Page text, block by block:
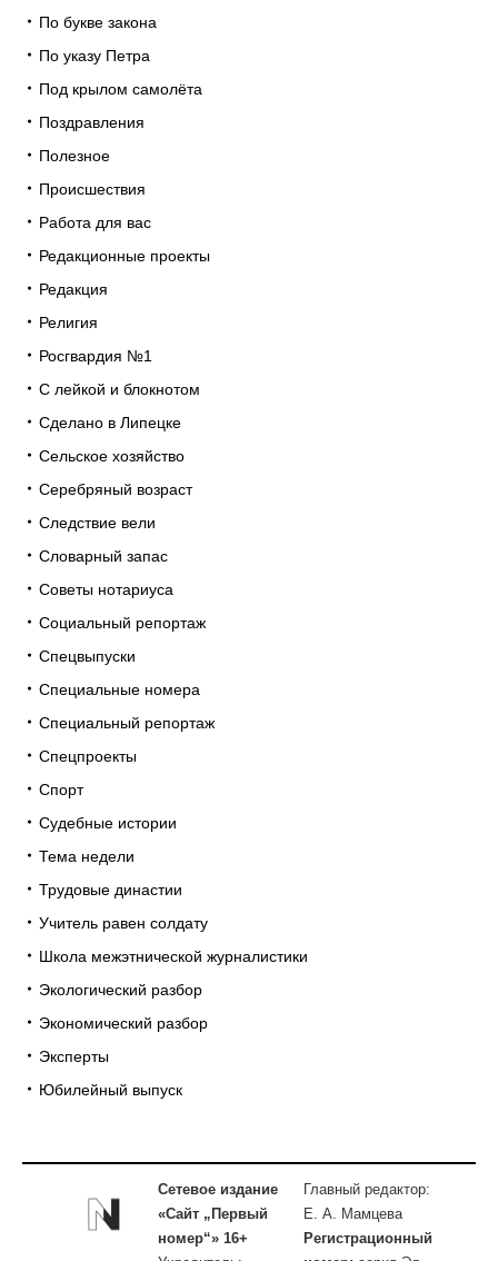
По букве закона
По указу Петра
Под крылом самолёта
Поздравления
Полезное
Происшествия
Работа для вас
Редакционные проекты
Редакция
Религия
Росгвардия №1
С лейкой и блокнотом
Сделано в Липецке
Сельское хозяйство
Серебряный возраст
Следствие вели
Словарный запас
Советы нотариуса
Социальный репортаж
Спецвыпуски
Специальные номера
Специальный репортаж
Спецпроекты
Спорт
Судебные истории
Тема недели
Трудовые династии
Учитель равен солдату
Школа межэтнической журналистики
Экологический разбор
Экономический разбор
Эксперты
Юбилейный выпуск
Сетевое издание
«Сайт „Первый
номер“» 16+
Главный редактор:
Е. А. Мамцева
Регистрационный